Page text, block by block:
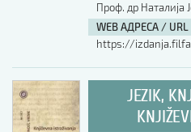
ISBN
Проф. др Наталија
WEB АДРЕСА / URL
https://
JEZIK,